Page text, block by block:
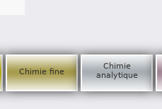
Chimie fine
Chimie
analytique